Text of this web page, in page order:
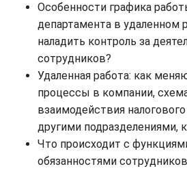
Особенности графика
департамента в удаленном
наладить контроль за
сотрудников?
Удаленная работа: как
процессы в компании,
взаимодействия
другими подразделениями,
Что происходит с
обязанностями